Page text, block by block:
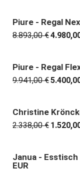
8.578,00 €
44% günstiger
Piure - Regal
8.893,00€
8.893,00
46% günstiger
Piure - Regal
9.941,00€
9.941,00
35% günstiger
Christine
2.338,00€
2.338,00
33% günstiger
Janua -
EUR